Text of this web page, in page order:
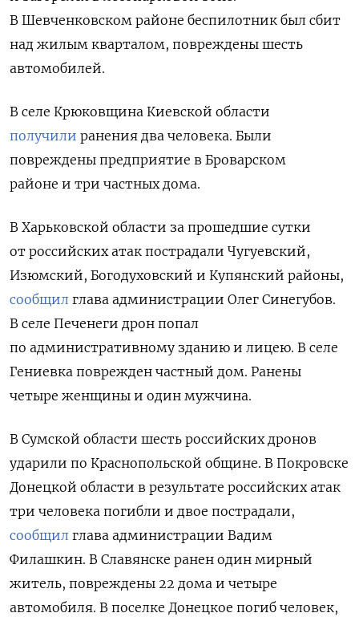
В Шевченковском районе беспилотник был сбит
над жилым кварталом, повреждены шесть
автомобилей.
В селе Крюковщина Киевской области
получили ранения два человека. Были
повреждены предприятие в Броварском
районе и три частных дома.
В Харьковской области за прошедшие сутки
от российских атак пострадали Чугуевский,
Изюмский, Богодуховский и Купянский районы,
сообщил глава администрации Олег Синегубов.
В селе Печенеги дрон попал
по административному зданию и лицею. В селе
Гениевка поврежден частный дом. Ранены
четыре женщины и один мужчина.
В Сумской области шесть российских дронов
ударили по Краснопольской общине. В Покровске
Донецкой области в результате российских атак
три человека погибли и двое пострадали,
сообщил глава администрации Вадим
Филашкин. В Славянске ранен один мирный
житель, повреждены 22 дома и четыре
автомобиля. В поселке Донецкое погиб человек,